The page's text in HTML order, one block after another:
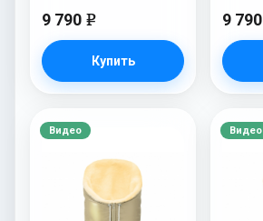
9 790 e
Купить
9 790
Видео Видео